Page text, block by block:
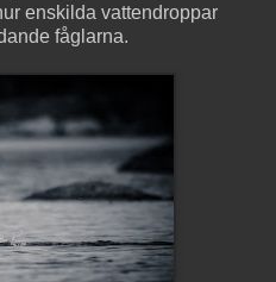
enskilda vattendroppar
fåglarna.